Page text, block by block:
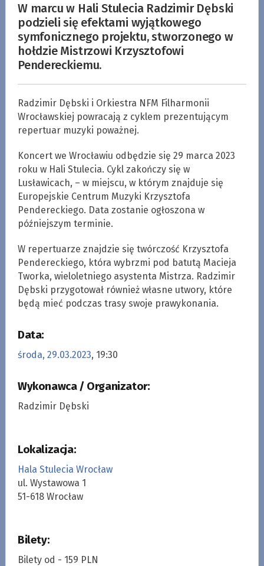
W marcu w Hali Stulecia Radzimir Dębski
podzieli się efektami wyjątkowego
symfonicznego projektu, stworzonego w
hołdzie Mistrzowi Krzysztofowi
Pendereckiemu.
Radzimir Dębski i Orkiestra NFM Filharmonii
Wrocławskiej powracają z cyklem prezentującym
repertuar muzyki poważnej.
Koncert we Wrocławiu odbędzie się 29 marca 2023
roku w Hali Stulecia. Cykl zakończy się w
Lusławicach, – w miejscu, w którym znajduje się
Europejskie Centrum Muzyki Krzysztofa
Pendereckiego. Data zostanie ogłoszona w
późniejszym terminie.
W repertuarze znajdzie się twórczość Krzysztofa
Pendereckiego, która wybrzmi pod batutą Macieja
Tworka, wieloletniego asystenta Mistrza. Radzimir
Dębski przygotował również własne utwory, które
będą mieć podczas trasy swoje prawykonania.
Data:
środa, 29.03.2023, 19:30
Wykonawca / Organizator:
Radzimir Dębski
Lokalizacja:
Hala Stulecia Wrocław
ul. Wystawowa 1
51-618 Wrocław
Bilety:
Bilety od - 159 PLN